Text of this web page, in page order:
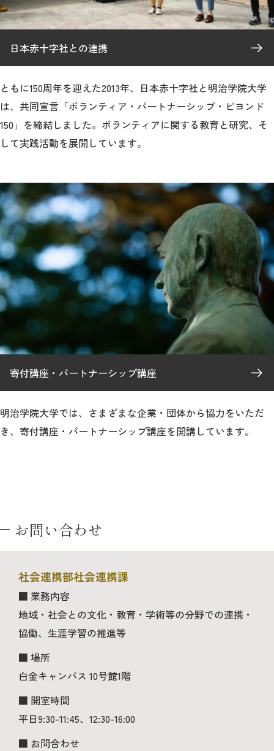
日本赤十字社との連携
ともに150周年を迎えた2013年、日本赤十字社と明治学院大学
は、共同宣言「ボランティア・パートナーシップ・ビヨンド
150」を締結しました。ボランティアに関する教育と研究、そ
して実践活動を展開しています。
寄付講座・パートナーシップ講座
明治学院大学では、さまざまな企業・団体から協力をいただ
き、寄付講座・パートナーシップ講座を開講しています。
お問い合わせ
社会連携部社会連携課
■ 業務内容
地域・社会との文化・教育・学術等の分野での連携・
協働、生涯学習の推進等
■ 場所
白金キャンパス 10号館1階
■ 開室時間
平日9:30-11:45、12:30-16:00
■ お問合わせ